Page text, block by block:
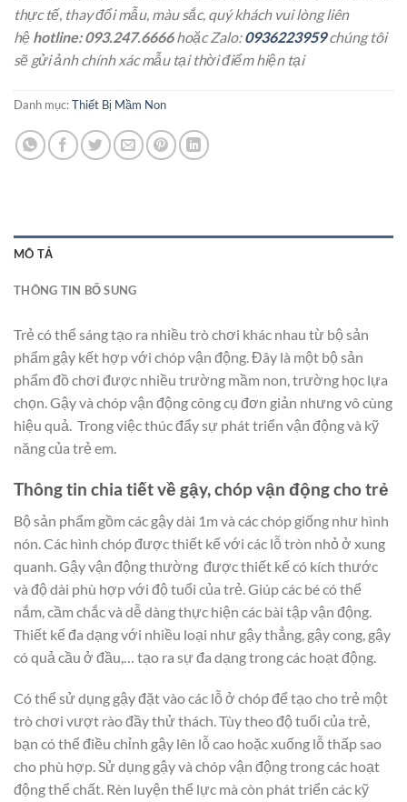
thực tế, thay đổi mẫu, màu sắc, quý khách vui lòng liên
hệ hotline: 093.247.6666hoặc Zalo:0936223959chúng tôi
sẽ gửi ảnh chính xác mẫu tại thời điểm hiện tại
Danh mục:Thiết Bị Mầm Non
MÔ TẢ
THÔNG TIN BỔ SUNG
Trẻ có thể sáng tạo ra nhiều trò chơi khác nhau từ bộ sản
phẩm gậy kết hợp với chóp vận động. Đây là một bộ sản
phẩm đồ chơi được nhiều trường mầm non, trường học lựa
chọn. Gậy và chóp vận động công cụ đơn giản nhưng vô cùng
hiệu quả. Trong việc thúc đẩy sự phát triển vận động và kỹ
năng của trẻ em.
Thông tin chia tiết về gậy, chóp vận động cho trẻ
Bộ sản phẩm gồm các gậy dài 1m và các chóp giống như hình
nón. Các hình chóp được thiết kế với các lỗ tròn nhỏ ở xung
quanh. Gậy vận động thường được thiết kế có kích thước
và độ dài phù hợp với độ tuổi của trẻ. Giúp các bé có thể
nắm, cầm chắc và dễ dàng thực hiện các bài tập vận động.
Thiết kế đa dạng với nhiều loại như gậy thẳng, gậy cong, gậy
có quả cầu ở đầu,… tạo ra sự đa dạng trong các hoạt động.
Có thể sử dụng gậy đặt vào các lỗ ở chóp để tạo cho trẻ một
trò chơi vượt rào đầy thử thách. Tùy theo độ tuổi của trẻ,
bạn có thể điều chỉnh gậy lên lỗ cao hoặc xuống lỗ thấp sao
cho phù hợp. Sử dụng gậy và chóp vận động trong các hoạt
động thể chất. Rèn luyện thể lực mà còn phát triển các kỹ